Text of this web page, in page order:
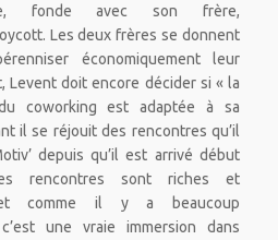
fonde avec son frère,
Les deux frères se donnent
économiquement leur
Levent doit encore décider si « la
coworking est adaptée à sa
il se réjouit des rencontres qu’il
depuis qu’il est arrivé début
rencontres sont riches et
et comme il y a beaucoup
c’est une vraie immersion dans